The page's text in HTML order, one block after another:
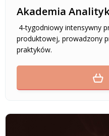
Akademia
4-tygodniowy intensywny
produktowej, prowadzony
praktyków.